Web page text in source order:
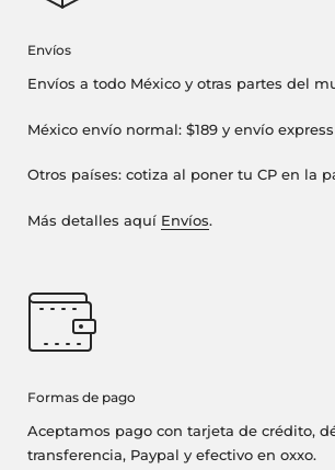
Envíos
Envíos a todo México y otras partes del
México envío normal: $189 y envío
Otros países: cotiza al poner tu CP en la
Más detalles aquí Envíos.
Formas de pago
Aceptamos pago con tarjeta de crédito,
transferencia, Paypal y efectivo en oxxo.